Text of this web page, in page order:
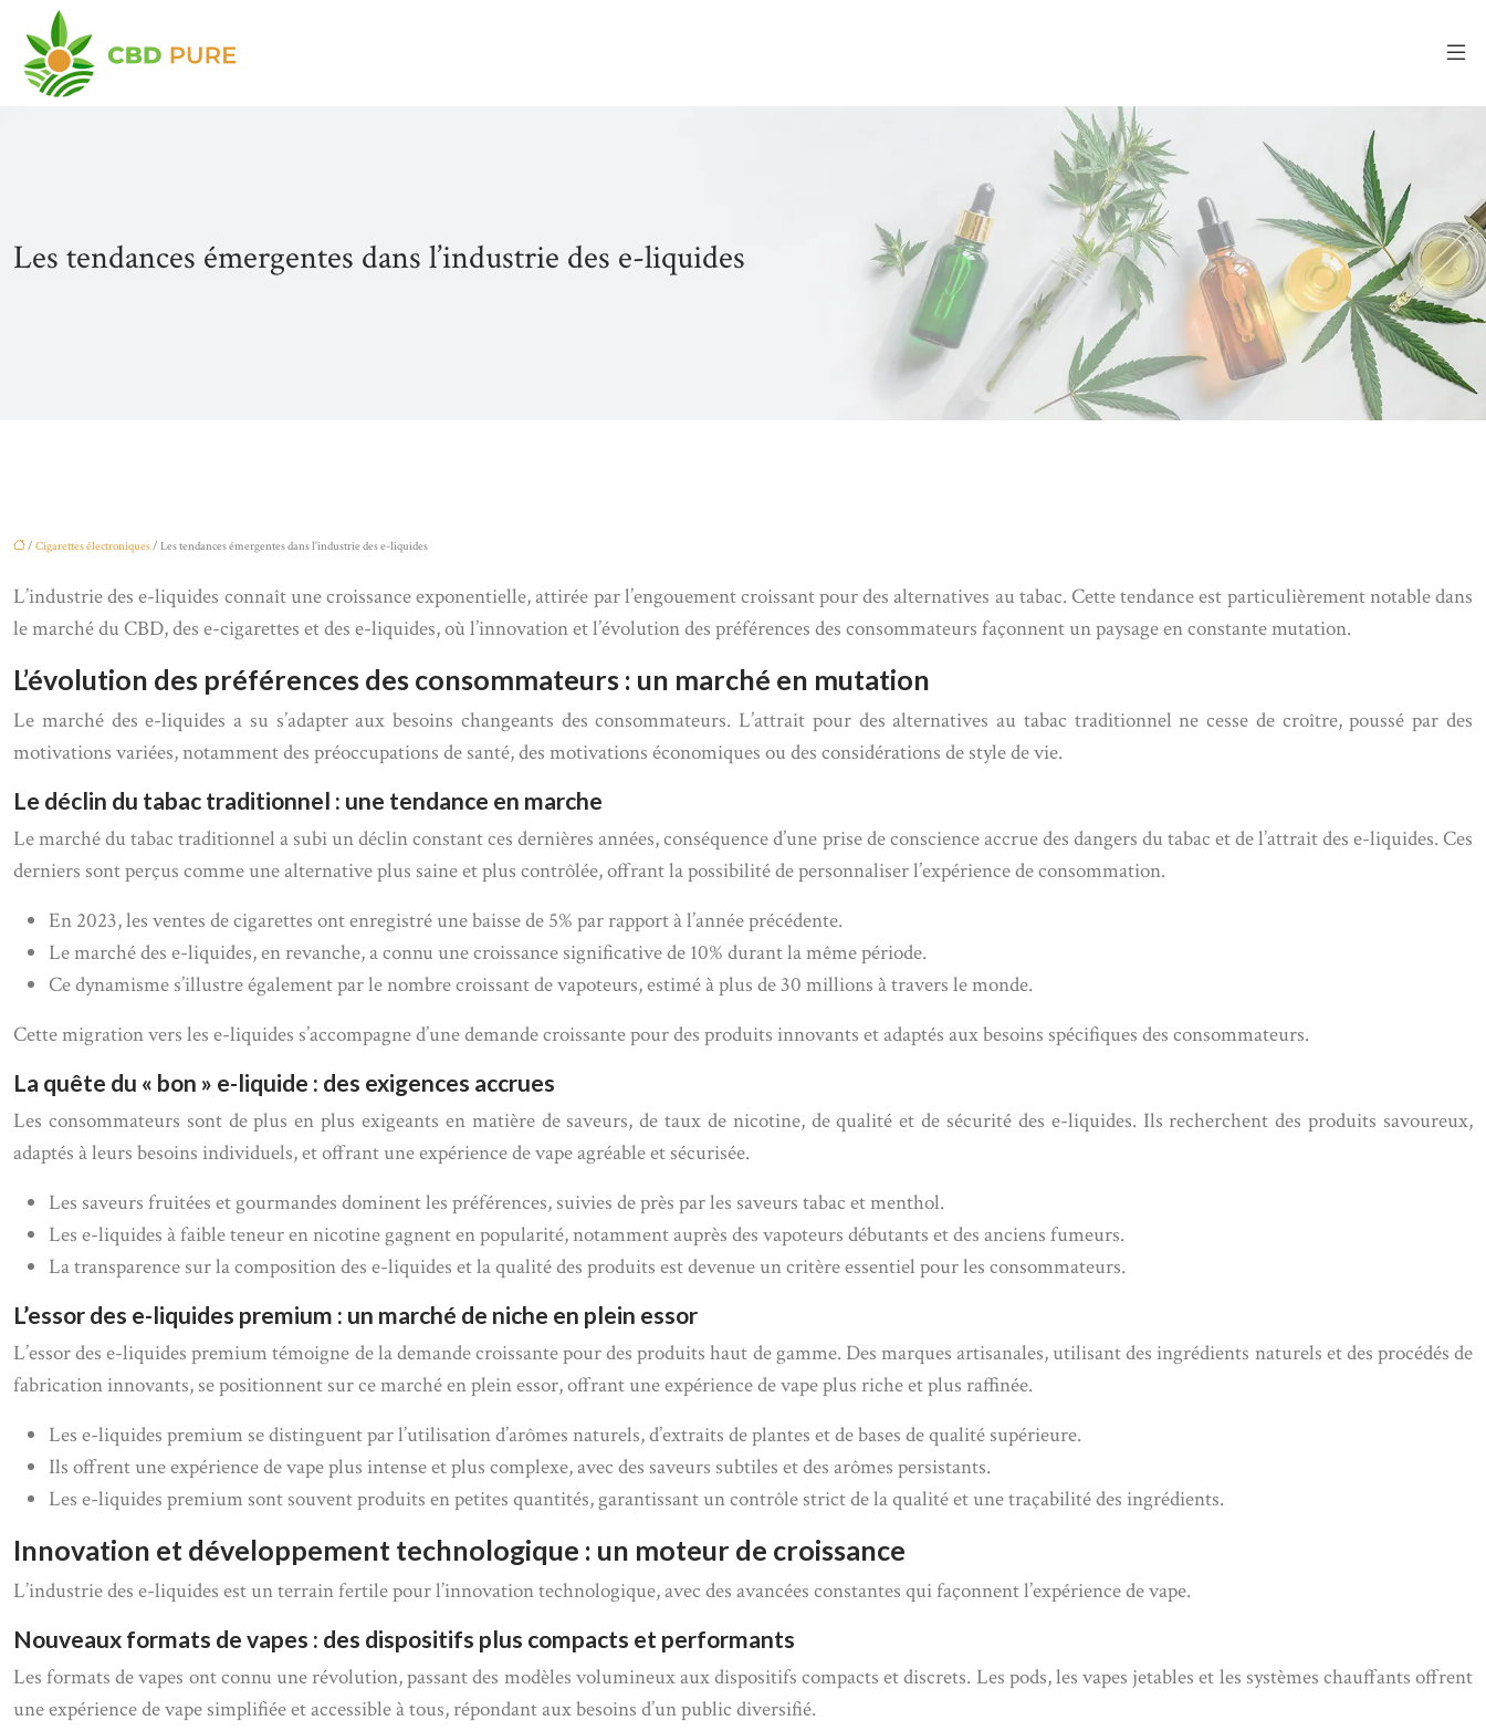
Les tendances émergentes dans l’industrie des e-liquides
/ Cigarettes électroniques/ Les tendances émergentes dans l’industrie des e-liquides
L’industrie des e-liquides connaît une croissance exponentielle, attirée par l’engouement croissant pour des alternatives au tabac. Cette tendance est particulièrement notable dans
le marché du CBD, des e-cigarettes et des e-liquides, où l’innovation et l’évolution des préférences des consommateurs façonnent un paysage en constante mutation.
L’évolution des préférences des consommateurs : un marché en mutation
Le marché des e-liquides a su s’adapter aux besoins changeants des consommateurs. L’attrait pour des alternatives au tabac traditionnel ne cesse de croître, poussé par des
motivations variées, notamment des préoccupations de santé, des motivations économiques ou des considérations de style de vie.
Le déclin du tabac traditionnel : une tendance en marche
Le marché du tabac traditionnel a subi un déclin constant ces dernières années, conséquence d’une prise de conscience accrue des dangers du tabac et de l’attrait des e-liquides. Ces
derniers sont perçus comme une alternative plus saine et plus contrôlée, offrant la possibilité de personnaliser l’expérience de consommation.
En 2023, les ventes de cigarettes ont enregistré une baisse de 5% par rapport à l’année précédente.
Le marché des e-liquides, en revanche, a connu une croissance significative de 10% durant la même période.
Ce dynamisme s’illustre également par le nombre croissant de vapoteurs, estimé à plus de 30 millions à travers le monde.
Cette migration vers les e-liquides s’accompagne d’une demande croissante pour des produits innovants et adaptés aux besoins spécifiques des consommateurs.
La quête du « bon » e-liquide : des exigences accrues
Les consommateurs sont de plus en plus exigeants en matière de saveurs, de taux de nicotine, de qualité et de sécurité des e-liquides. Ils recherchent des produits savoureux,
adaptés à leurs besoins individuels, et offrant une expérience de vape agréable et sécurisée.
Les saveurs fruitées et gourmandes dominent les préférences, suivies de près par les saveurs tabac et menthol.
Les e-liquides à faible teneur en nicotine gagnent en popularité, notamment auprès des vapoteurs débutants et des anciens fumeurs.
La transparence sur la composition des e-liquides et la qualité des produits est devenue un critère essentiel pour les consommateurs.
L’essor des e-liquides premium : un marché de niche en plein essor
L’essor des e-liquides premium témoigne de la demande croissante pour des produits haut de gamme. Des marques artisanales, utilisant des ingrédients naturels et des procédés de
fabrication innovants, se positionnent sur ce marché en plein essor, offrant une expérience de vape plus riche et plus raffinée.
Les e-liquides premium se distinguent par l’utilisation d’arômes naturels, d’extraits de plantes et de bases de qualité supérieure.
Ils offrent une expérience de vape plus intense et plus complexe, avec des saveurs subtiles et des arômes persistants.
Les e-liquides premium sont souvent produits en petites quantités, garantissant un contrôle strict de la qualité et une traçabilité des ingrédients.
Innovation et développement technologique : un moteur de croissance
L’industrie des e-liquides est un terrain fertile pour l’innovation technologique, avec des avancées constantes qui façonnent l’expérience de vape.
Nouveaux formats de vapes : des dispositifs plus compacts et performants
Les formats de vapes ont connu une révolution, passant des modèles volumineux aux dispositifs compacts et discrets. Les pods, les vapes jetables et les systèmes chauffants offrent
une expérience de vape simplifiée et accessible à tous, répondant aux besoins d’un public diversifié.